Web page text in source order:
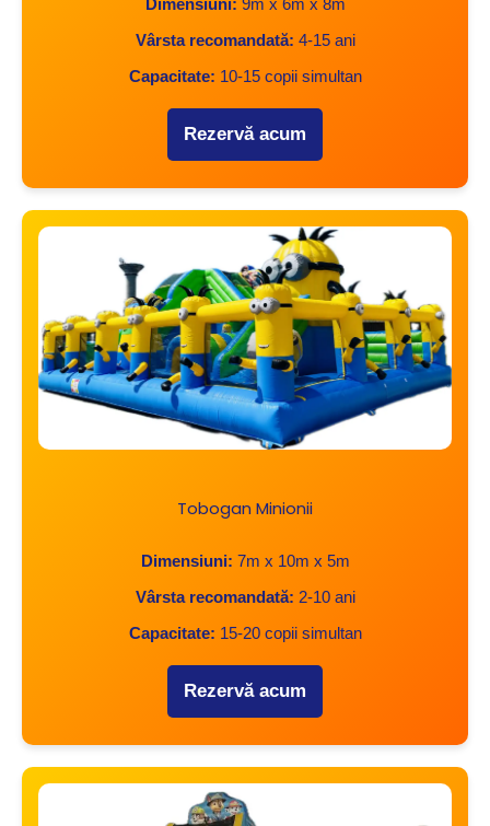
Dimensiuni: 9m x 6m x 8m
Vârsta recomandată: 4-15 ani
Capacitate: 10-15 copii simultan
Rezervă acum
Tobogan Minionii
Dimensiuni: 7m x 10m x 5m
Vârsta recomandată: 2-10 ani
Capacitate: 15-20 copii simultan
Rezervă acum